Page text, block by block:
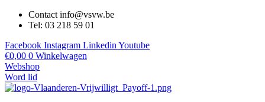
Contact info@vsvw.be
Tel: 03 218 59 01
Facebook Instagram Linkedin Youtube
€0,00 0 Winkelwagen
Webshop
Word lid